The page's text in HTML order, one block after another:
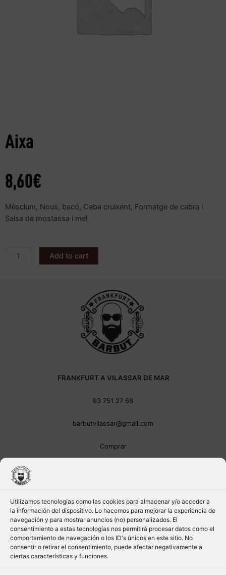
Utilizamos tecnologías como las cookies para almacenar y/o acceder a
la información del dispositivo. Lo hacemos para mejorar la experiencia de
navegación y para mostrar anuncios (no) personalizados. El
consentimiento a estas tecnologías nos permitirá procesar datos como el
comportamiento de navegación o los ID's únicos en este sitio. No
consentir o retirar el consentimiento, puede afectar negativamente a
ciertas características y funciones.
Aixa
8,60€
Mèsclum, Nous, bacó, Ceba cruixent, Formatge de cabra i
Salsa de mostassa i mel
Add to cart
FRANKFURT A VILASSAR DE MAR
93 751 27 68
barbutvilassar@gmail.com
Comprar